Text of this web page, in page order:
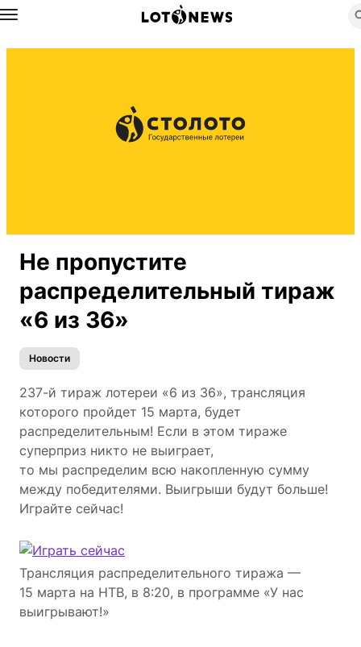
Назад
Не пропустите
распределительный тираж
«6 из 36»
Новости
237-й тираж лотереи «6 из 36», трансляция
которого пройдет 15 марта, будет
распределительным! Если в этом тираже
суперприз никто не выиграет,
то мы распределим всю накопленную сумму
между победителями. Выигрыши будут больше!
Играйте сейчас!
Трансляция распределительного тиража —
15 марта на НТВ, в 8:20, в программе «У нас
выигрывают!»